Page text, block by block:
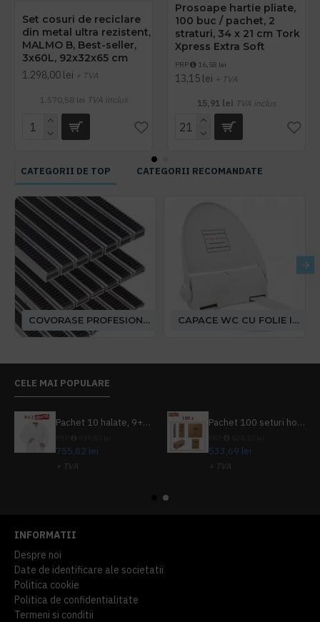
Set cosuri de reciclare
din metal ultra rezistent,
MALMO B, Best-seller,
3x60L, 92x32x65 cm
1.298,00 lei + TVA
1.570,58 lei TVA inclus
Prosoape hartie pliate,
100 buc / pachet, 2
straturi, 34 x 21 cm Tork
Xpress Extra Soft
PRP 16,58 lei
13,15 lei + TVA
15,91 lei TVA inclus
CATEGORII DE TOP CATEGORII RECOMANDATE
COVORASE PROFESIONALE CAPACE WC CU FOLIE IGIENICA
CELE MAI POPULARE
Pachet 10 halate, 9+1 gratuit
755,82 lei
+ TVA
Pachet 100 seturi hoteliere, set dentar, set barbierit, casca de dus, pila unghii, set cusut
533,69 lei
+ TVA
INFORMATII
Despre noi
Date de identificare ale societatii
Politica cookie
Politica de confidentialitate
Termeni si conditii